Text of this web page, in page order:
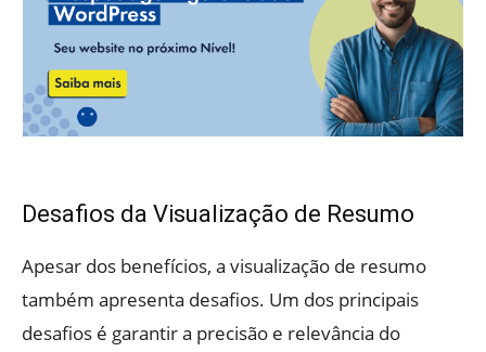
Desafios da Visualização de Resumo
Apesar dos benefícios, a visualização de resumo
também apresenta desafios. Um dos principais
desafios é garantir a precisão e relevância do